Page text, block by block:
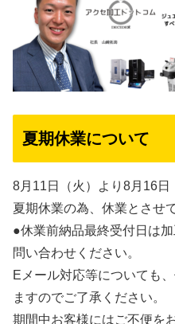
夏期休業について
8月11日（火）より8月16日
夏期休業の為、休業とさせ
●休業前納品最終受付日は
問い合わせください。
Eメール対応等についても
ますのでご了承ください。
期間中お客様にはご不便を